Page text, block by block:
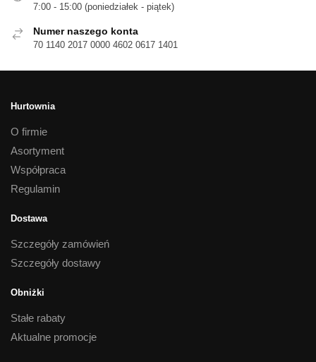
7:00 - 15:00 (poniedziałek - piątek)
Numer naszego konta
70 1140 2017 0000 4602 0617 1401
Hurtownia
O firmie
Asortyment
Współpraca
Regulamin
Dostawa
Szczegóły zamówień
Szczegóły dostawy
Obniżki
Stałe rabaty
Aktualne promocje